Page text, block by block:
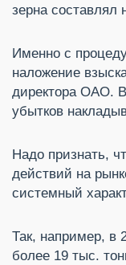
зерна составлял
Именно с
наложение
директора ОАО.
убытков
Надо признать,
действий на
системный
Так, например, в
более 19 тыс.